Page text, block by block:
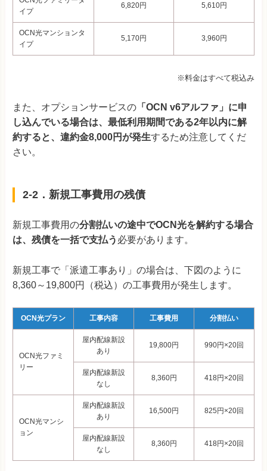
イプ
6,820円 5,610円
OCN光マンションタ
イプ
5,170円 3,960円
※料金はすべて税込み
また、オプションサービスの 「OCN v6アルファ」に申
し込んでいる場合は、最低利用期間である2年以内に解
約すると、違約金8,000円が発生するため注意してくだ
さい。
2-2．新規工事費用の残債
新規工事費用の分割払いの途中でOCN光を解約する場合
は、残債を一括で支払う 必要があります。
新規工事で「派遣工事あり」の場合は、下図のように
8,360～19,800円（税込）の工事費用が発生します。
OCN光プラン 工事内容 工事費用 分割払い
OCN光ファミ
リー
屋内配線新設
あり
19,800円 990円×20回
屋内配線新設
なし
8,360円 418円×20回
OCN光マンシ
ョン
屋内配線新設
あり
16,500円 825円×20回
屋内配線新設
なし
8,360円 418円×20回